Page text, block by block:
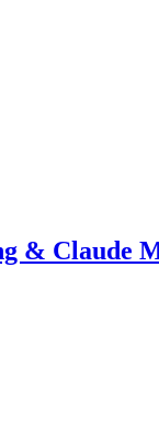
& Claude